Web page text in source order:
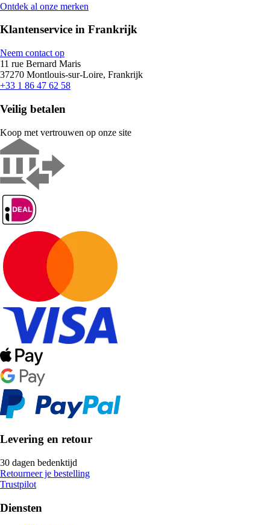
Ontdek al onze merken
Klantenservice in Frankrijk
Neem contact op
11 rue Bernard Maris
37270 Montlouis-sur-Loire, Frankrijk
+33 1 86 47 62 58
Veilig betalen
Koop met vertrouwen op onze site
Levering en retour
30 dagen bedenktijd
Retourneer je bestelling
Trustpilot
Diensten